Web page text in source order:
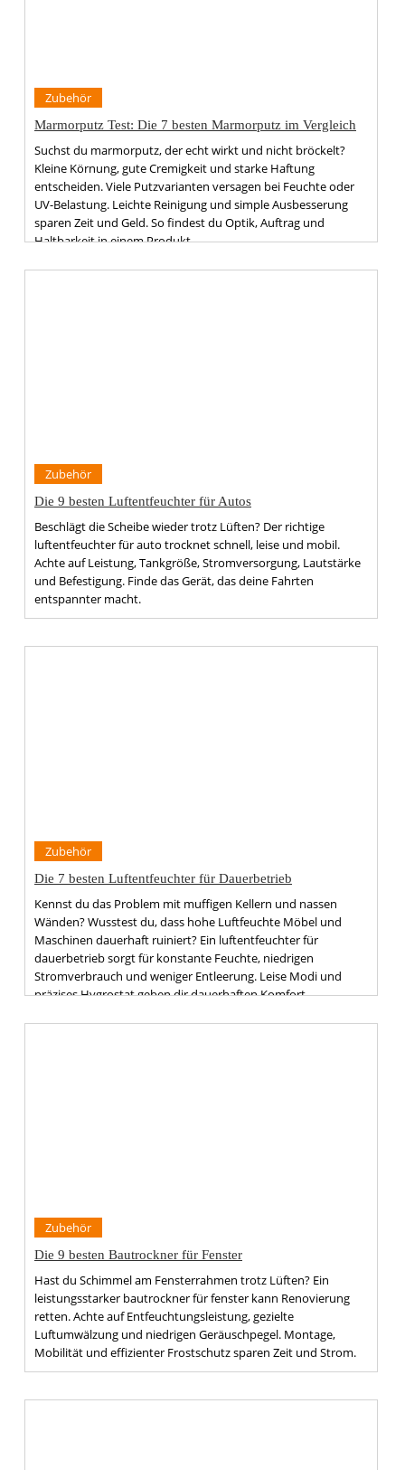
Zubehör
Marmorputz Test: Die 7 besten Marmorputz im Vergleich
Suchst du marmorputz, der echt wirkt und nicht bröckelt?
Kleine Körnung, gute Cremigkeit und starke Haftung
entscheiden. Viele Putzvarianten versagen bei Feuchte oder
UV-Belastung. Leichte Reinigung und simple Ausbesserung
sparen Zeit und Geld. So findest du Optik, Auftrag und
Haltbarkeit in einem Produkt.
Zubehör
Die 9 besten Luftentfeuchter für Autos
Beschlägt die Scheibe wieder trotz Lüften? Der richtige
luftentfeuchter für auto trocknet schnell, leise und mobil.
Achte auf Leistung, Tankgröße, Stromversorgung, Lautstärke
und Befestigung. Finde das Gerät, das deine Fahrten
entspannter macht.
Zubehör
Die 7 besten Luftentfeuchter für Dauerbetrieb
Kennst du das Problem mit muffigen Kellern und nassen
Wänden? Wusstest du, dass hohe Luftfeuchte Möbel und
Maschinen dauerhaft ruiniert? Ein luftentfeuchter für
dauerbetrieb sorgt für konstante Feuchte, niedrigen
Stromverbrauch und weniger Entleerung. Leise Modi und
präzises Hygrostat geben dir dauerhaften Komfort.
Zubehör
Die 9 besten Bautrockner für Fenster
Hast du Schimmel am Fensterrahmen trotz Lüften? Ein
leistungsstarker bautrockner für fenster kann Renovierung
retten. Achte auf Entfeuchtungsleistung, gezielte
Luftumwälzung und niedrigen Geräuschpegel. Montage,
Mobilität und effizienter Frostschutz sparen Zeit und Strom.